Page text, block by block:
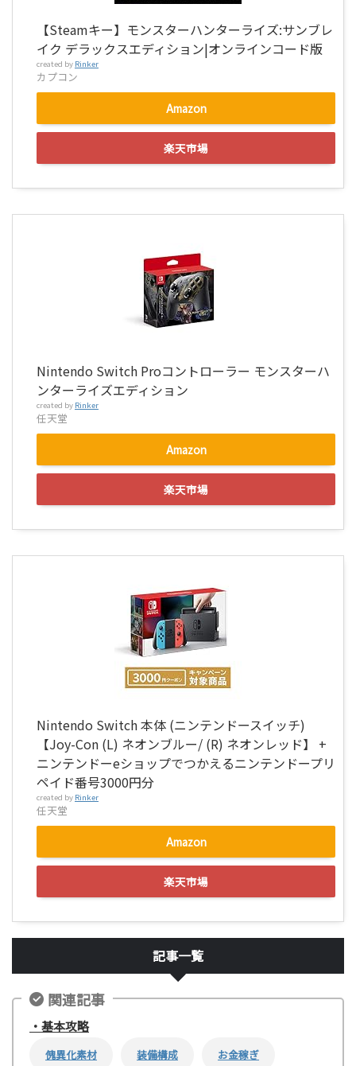
【Steamキー】モンスターハンターライズ:サンブレ
イク デラックスエディション|オンラインコード版
created by Rinker
カプコン
Amazon
楽天市場
Nintendo Switch Proコントローラー モンスターハ
ンターライズエディション
created by Rinker
任天堂
Amazon
楽天市場
Nintendo Switch 本体 (ニンテンドースイッチ)
【Joy-Con (L) ネオンブルー/ (R) ネオンレッド】 +
ニンテンドーeショップでつかえるニンテンドープリ
ペイド番号3000円分
created by Rinker
任天堂
Amazon
楽天市場
記事一覧
関連記事
・基本攻略
傀異化素材 装備構成 お金稼ぎ